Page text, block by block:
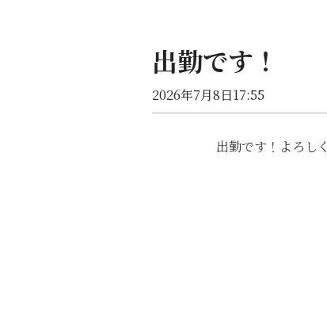
出勤です！
2026年7月8日17:55
出勤です！よろし